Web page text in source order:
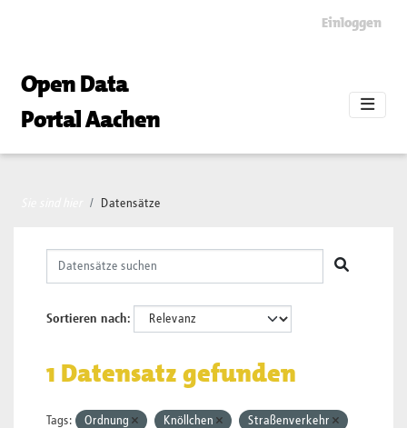
Einloggen
Open Data
Portal Aachen
Datensätze
Sortieren nach
1 Datensatz gefunden
Tags: Ordnung Knöllchen Straßenverkehr